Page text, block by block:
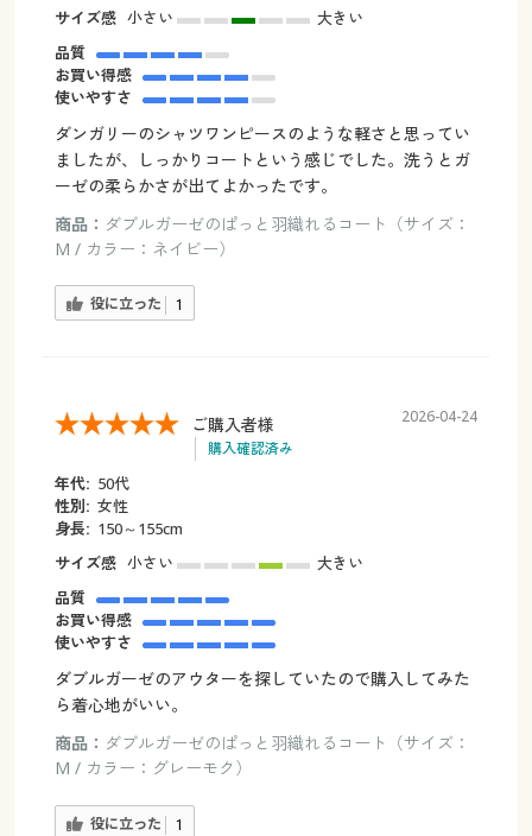
サイズ感 小さい
大きい
品質
お買い得感
使いやすさ
ダンガリーのシャツワンピースのような軽さと思ってい
ましたが、しっかりコートという感じでした。洗うとガ
ーゼの柔らかさが出てよかったです。
商品： ダブルガーゼのぱっと羽織れるコート（サイズ：
M / カラー：ネイビー）
役に立った 1
ご購入者様
購入確認済み
2026-04-24
年代: 50代
性別: 女性
身長: 150～155cm
サイズ感 小さい
大きい
品質
お買い得感
使いやすさ
ダブルガーゼのアウターを探していたので購入してみた
ら着心地がいい。
商品： ダブルガーゼのぱっと羽織れるコート（サイズ：
M / カラー：グレーモク）
役に立った 1